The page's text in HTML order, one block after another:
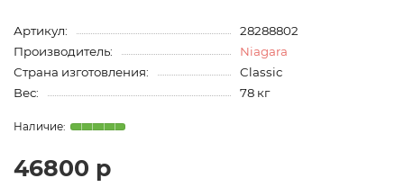
Артикул:
28288802
Производитель:
Niagara
Страна изготовления:
Classic
Вес:
78 кг
46800 р